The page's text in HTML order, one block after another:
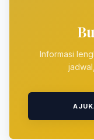
Informasi